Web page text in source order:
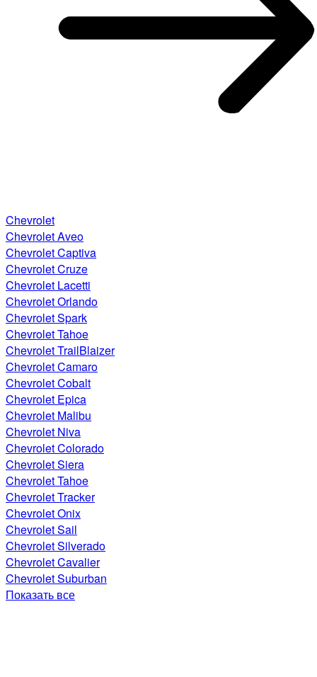
Chevrolet
Chevrolet Aveo
Chevrolet Captiva
Chevrolet Cruze
Chevrolet Lacetti
Chevrolet Orlando
Chevrolet Spark
Chevrolet Tahoe
Chevrolet TrailBlaizer
Chevrolet Camaro
Chevrolet Cobalt
Chevrolet Epica
Chevrolet Malibu
Chevrolet Niva
Chevrolet Colorado
Chevrolet Siera
Chevrolet Tahoe
Chevrolet Tracker
Chevrolet Onix
Chevrolet Sail
Chevrolet Silverado
Chevrolet Cavalier
Chevrolet Suburban
Показать все